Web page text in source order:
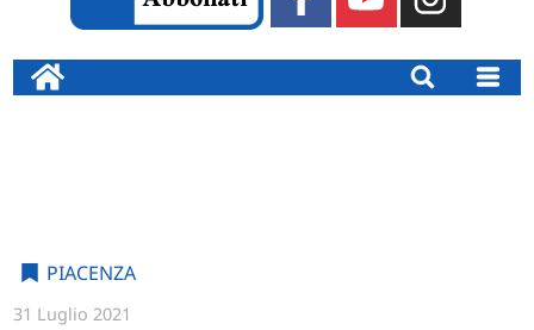
PIACENZA
31 Luglio 2021